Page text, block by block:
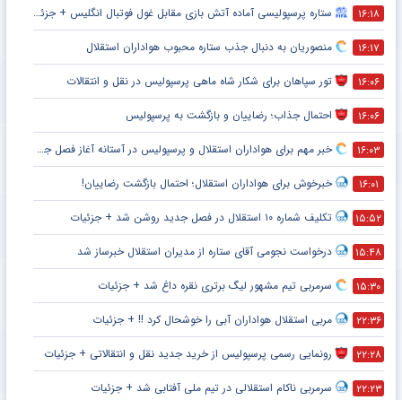
۱۶:۱۸ ستاره پرسپولیسی آماده آتش بازی مقابل غول فوتبال انگلیس + جزئیات
۱۶:۱۷ منصوریان به دنبال جذب ستاره محبوب هواداران استقلال
۱۶:۰۶ تور سپاهان برای شکار شاه ماهی پرسپولیس در نقل و انتقالات
۱۶:۰۶ احتمال جذاب؛ رضاییان و بازگشت به پرسپولیس
۱۶:۰۳ خبر مهم برای هواداران استقلال و پرسپولیس در آستانه آغاز فصل جدید
۱۶:۰۱ خبرخوش برای هواداران استقلال؛ احتمال بازگشت رضاییان!
۱۵:۵۲ تکلیف شماره ۱۰ استقلال در فصل جدید روشن شد + جزئیات
۱۵:۴۸ درخواست نجومی آقای ستاره از مدیران استقلال خبرساز شد
۱۵:۳۰ سرمربی تیم مشهور لیگ برتری نقره داغ شد + جزئیات
۲۲:۳۶ مربی استقلال هواداران آبی را خوشحال کرد !! + جزئیات
۲۲:۲۸ رونمایی رسمی پرسپولیس از خرید جدید نقل و انتقالاتی + جزئیات
۲۲:۲۳ سرمربی ناکام استقلالی در تیم ملی آفتابی شد + جزئیات